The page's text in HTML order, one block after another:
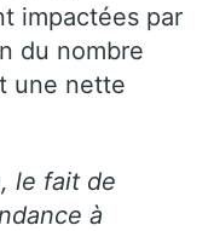
impactées par
du nombre
une nette
le fait de
à